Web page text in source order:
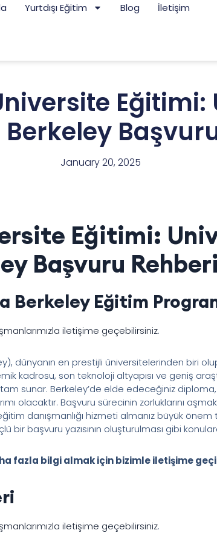
Yurtdışı Eğitim Blog İletişim
January 20, 2025
Eğitimi:
Başvuru Rehberi
Eğitim
iletişime geçebilirsiniz.
dünyanın en prestijli üniversitelerinden biri
kadrosu, son teknoloji altyapısı ve geniş
sunar. Berkeley’de elde edeceğiniz diploma,
olacaktır. Başvuru sürecinin zorluklarını
danışmanlığı hizmeti almanız büyük önem
bir başvuru yazısının oluşturulması gibi
fazla bilgi almak için bizimle iletişime
iletişime geçebilirsiniz.